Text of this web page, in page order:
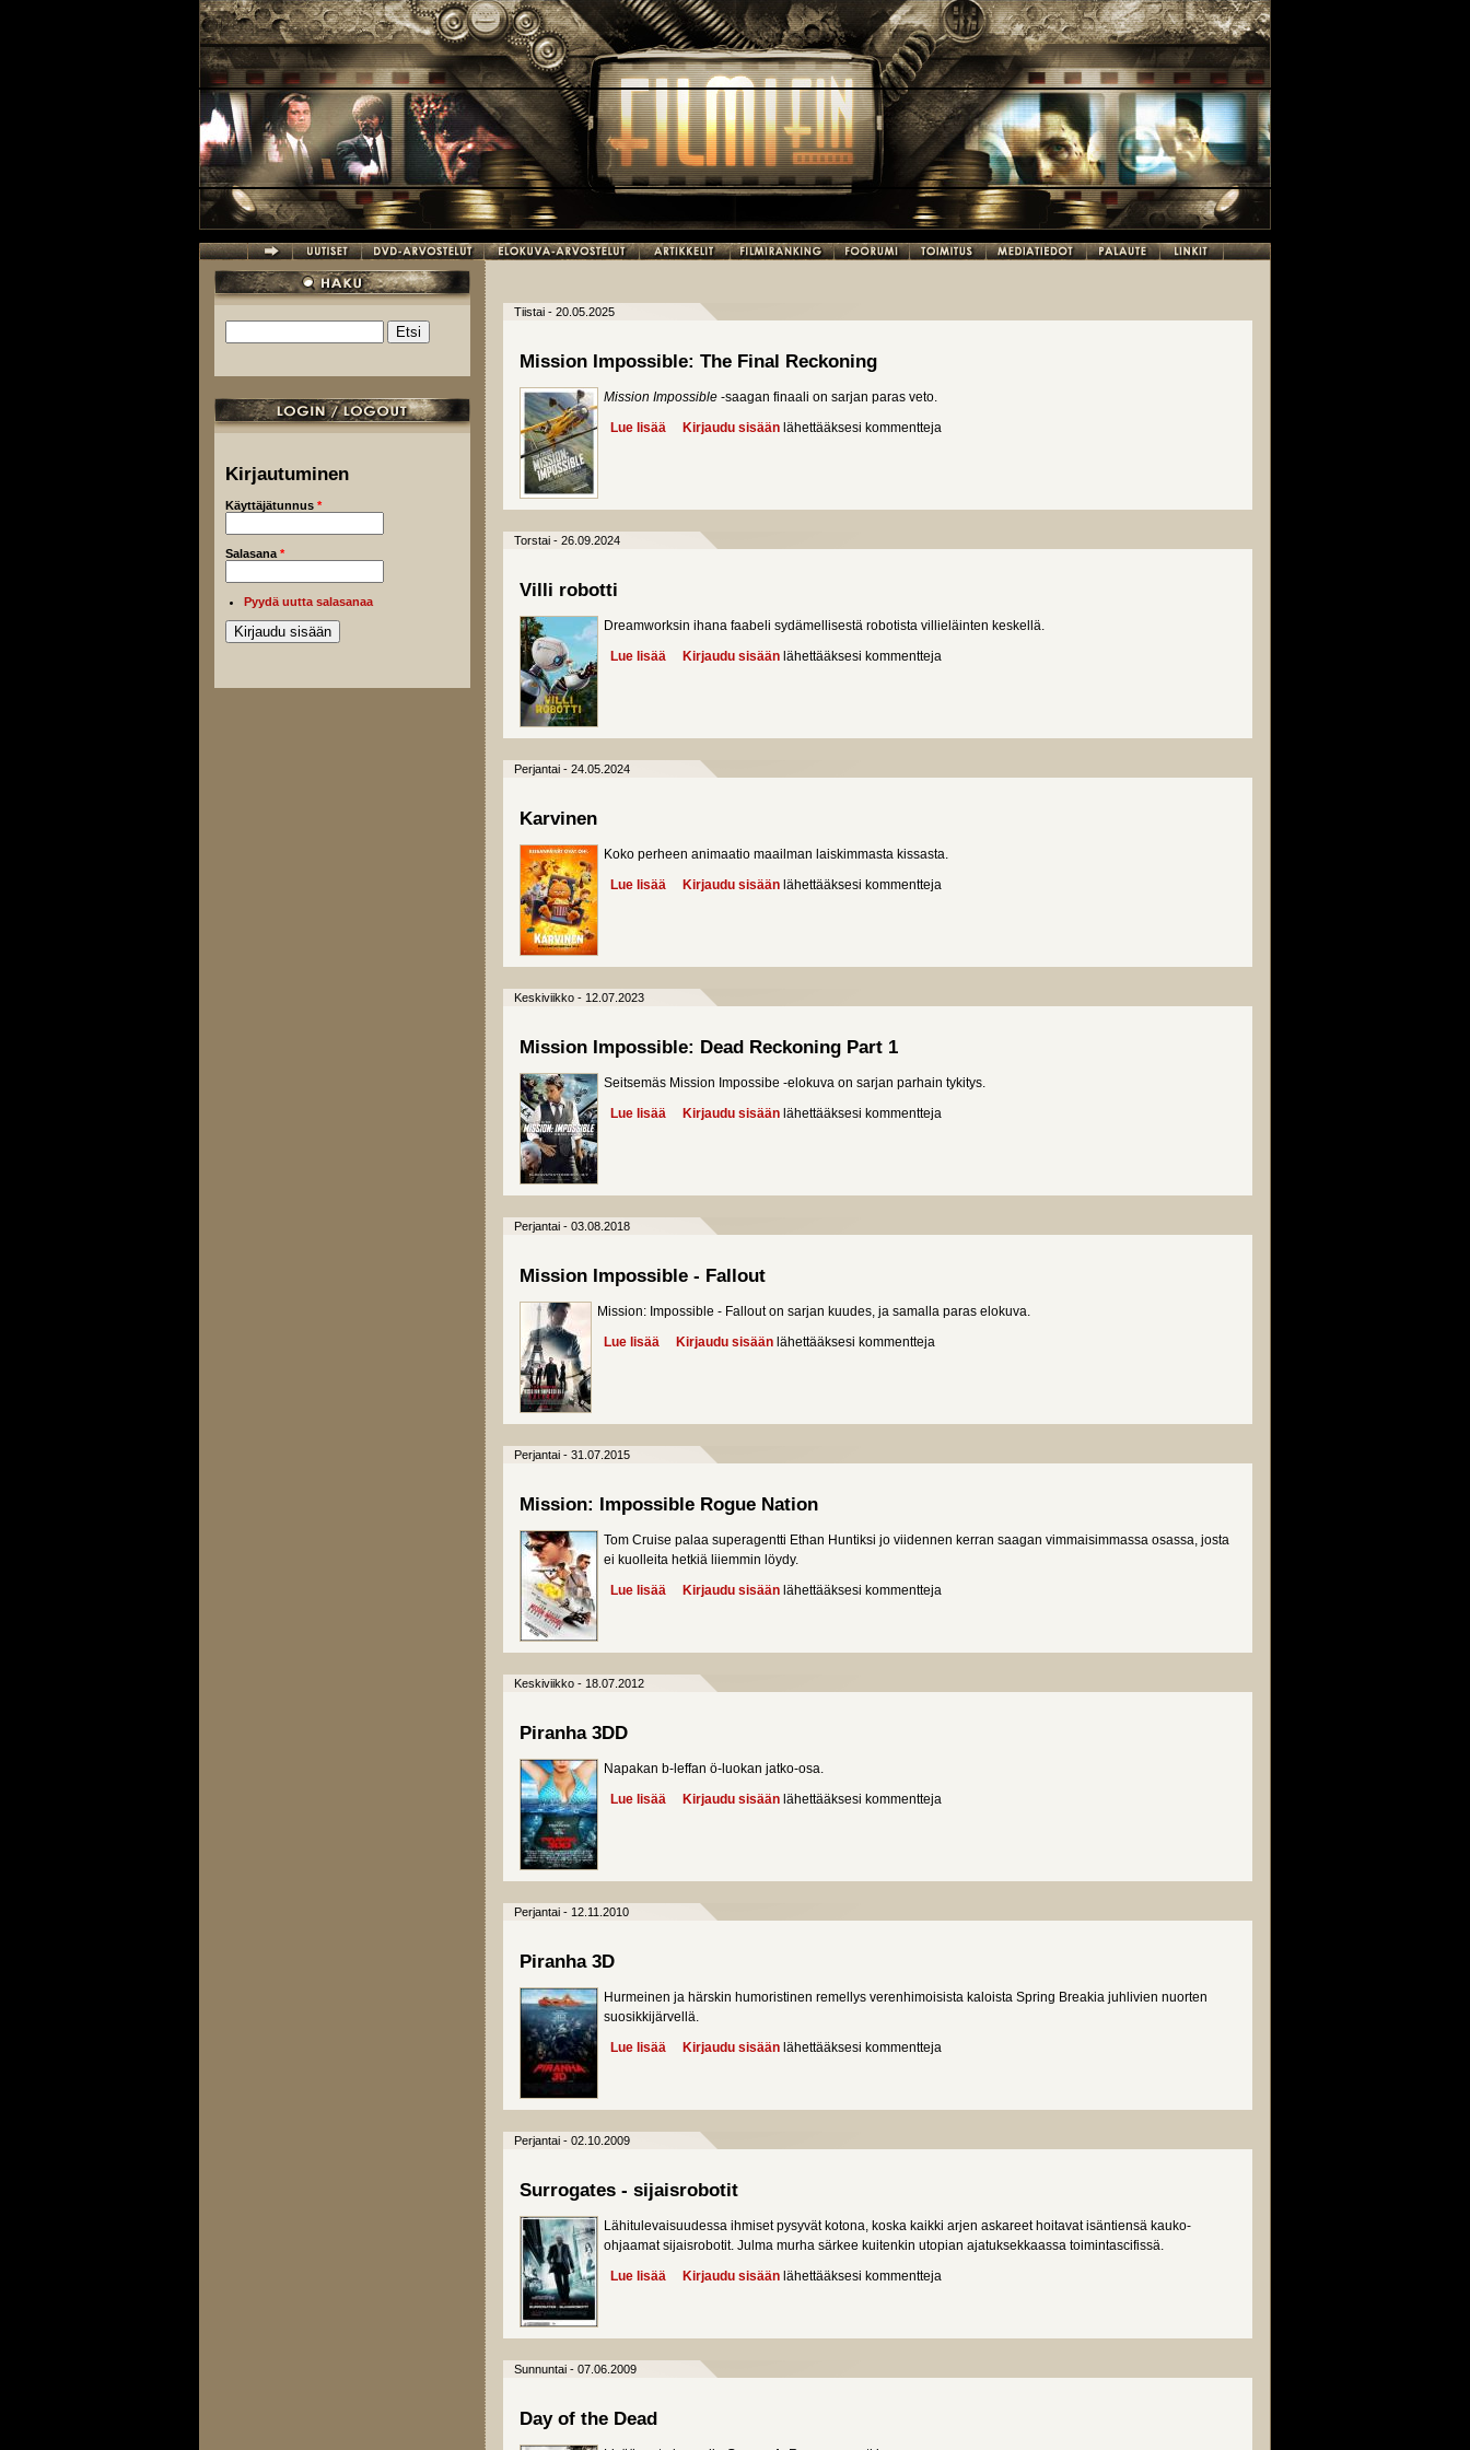
Hakulomake
Kirjautuminen
Käyttäjätunnus *
Salasana *
Pyydä uutta salasanaa
Tiistai - 20.05.2025
Mission Impossible: The Final Reckoning
Mission Impossible -saagan finaali on sarjan paras veto.
Lue lisää about Mission Impossible: The Final Reckoning
Kirjaudu sisään lähettääksesi kommentteja
Torstai - 26.09.2024
Villi robotti
Dreamworksin ihana faabeli sydämellisestä robotista villieläinten keskellä.
Lue lisää about Villi robotti
Kirjaudu sisään lähettääksesi kommentteja
Perjantai - 24.05.2024
Karvinen
Koko perheen animaatio maailman laiskimmasta kissasta.
Lue lisää about Karvinen
Kirjaudu sisään lähettääksesi kommentteja
Keskiviikko - 12.07.2023
Mission Impossible: Dead Reckoning Part 1
Seitsemäs Mission Impossibe -elokuva on sarjan parhain tykitys.
Lue lisää about Mission Impossible: Dead Reckoning Part 1
Kirjaudu sisään lähettääksesi kommentteja
Perjantai - 03.08.2018
Mission Impossible - Fallout
Mission: Impossible - Fallout on sarjan kuudes, ja samalla paras elokuva.
Lue lisää about Mission Impossible - Fallout
Kirjaudu sisään lähettääksesi kommentteja
Perjantai - 31.07.2015
Mission: Impossible Rogue Nation
Tom Cruise palaa superagentti Ethan Huntiksi jo viidennen kerran saagan vimmaisimmassa osassa, josta
ei kuolleita hetkiä liiemmin löydy.
Lue lisää about Mission: Impossible Rogue Nation
Kirjaudu sisään lähettääksesi kommentteja
Keskiviikko - 18.07.2012
Piranha 3DD
Napakan b-leffan ö-luokan jatko-osa.
Lue lisää about Piranha 3DD
Kirjaudu sisään lähettääksesi kommentteja
Perjantai - 12.11.2010
Piranha 3D
Hurmeinen ja härskin humoristinen remellys verenhimoisista kaloista Spring Breakia juhlivien nuorten
suosikkijärvellä.
Lue lisää about Piranha 3D
Kirjaudu sisään lähettääksesi kommentteja
Perjantai - 02.10.2009
Surrogates - sijaisrobotit
Lähitulevaisuudessa ihmiset pysyvät kotona, koska kaikki arjen askareet hoitavat isäntiensä kauko-
ohjaamat sijaisrobotit. Julma murha särkee kuitenkin utopian ajatuksekkaassa toimintascifissä.
Lue lisää about Surrogates - sijaisrobotit
Kirjaudu sisään lähettääksesi kommentteja
Sunnuntai - 07.06.2009
Day of the Dead